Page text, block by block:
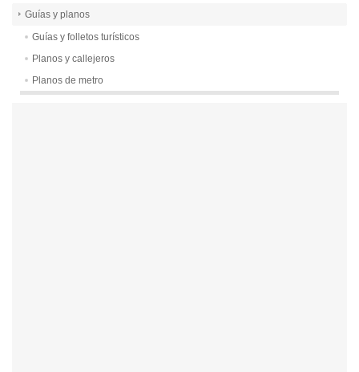
Guías y planos
Guías y folletos turísticos
Planos y callejeros
Planos de metro